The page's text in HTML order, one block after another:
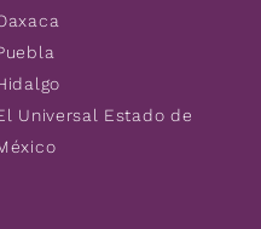
Universal Estado de